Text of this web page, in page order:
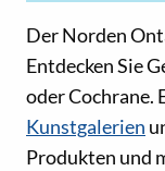
Der Norden
Entdecken Sie
oder Cochrane.
Kunstgalerien
Produkten und